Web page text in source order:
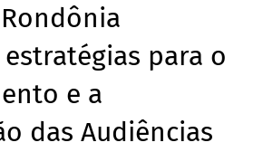
para o
e a
das Audiências